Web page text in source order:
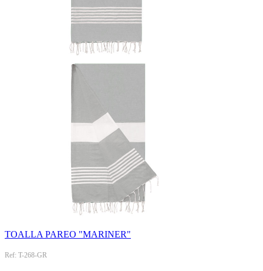
TOALLA PAREO "MARINER"
Ref: T-268-GR